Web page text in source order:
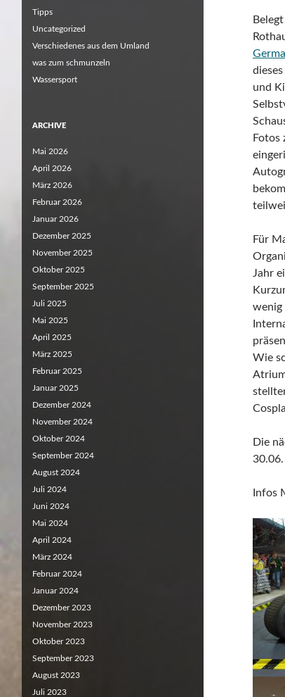
und
Fotos
Für
Jahr
wenig
Wie
Die
Infos
Tipps
Uncategorized
Verschiedenes aus dem Umland
was zum schmunzeln
Wassersport
ARCHIVE
Mai 2026
April 2026
März 2026
Februar 2026
Januar 2026
Dezember 2025
November 2025
Oktober 2025
September 2025
Juli 2025
Mai 2025
April 2025
März 2025
Februar 2025
Januar 2025
Dezember 2024
November 2024
Oktober 2024
September 2024
August 2024
Juli 2024
Juni 2024
Mai 2024
April 2024
März 2024
Februar 2024
Januar 2024
Dezember 2023
November 2023
Oktober 2023
September 2023
August 2023
Juli 2023